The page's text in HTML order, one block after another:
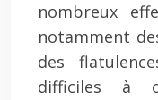
nombreux
notamment
des
difficiles à